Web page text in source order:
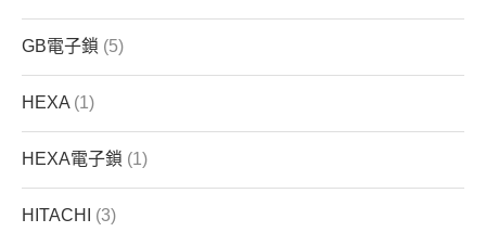
GB電子鎖 (5)
HEXA (1)
HEXA電子鎖 (1)
HITACHI (3)